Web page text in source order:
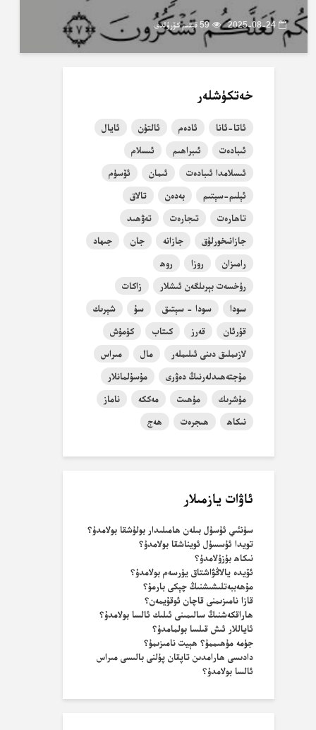
2025-08-24 59 قېتىم كۆرۈلدى
خەتكۈشلەر
ئاتا-ئانا ئادەم ئالتۇن
ئايال
ئىبادەت
ئىبراھىم
ئىسلام
ئىسلامدا ئىبادەت
ئىمان
ئۆسۈم
ئېلىم-سېتىم
بەدەن
تالاق
تاھارەت
تىجارەت
تەۋھىد
جازانىخورلۇق
جازانە جان
جىھاد
رامىزان
روزا
روھ
رۇخسەت بېرىلگەن ئىشلار
زاكات
سودا
سودا - سېتىق سۇ
شېرىك
قۇرئان
قەرز كىتاب
كۈمۈش
لازىملىق دىنى ئىلىملەر
مال
مىراس
مۇجتەھىدلەرنىڭ دەۋرى
مۇسۇلمانلار
مۇشرىك
مۇھىت مەككە
ناماز
نىكاھ
ھىجرەت ھەج
ئاۋات يازمىلار
سۈنئىي ئۇسۇل بىلەن ھامىلىدار بولۇشقا بولامدۇ؟
تويدا ئۇسسۇل ئويناشقا بولامدۇ؟
نىكاھ بۇزۇلامدۇ؟
ئۆيدە يالاڭۋاشتاق يۈرسەم بولامدۇ؟
مۇھەببەتلىشىشنىڭ چېكى بارمۇ؟
قازا نامىزىمنى قاچان ئوقۇيمەن؟
ھاراقكەشنىڭ سالىمىنى ئىلىك ئالسا بولامدۇ؟
ئاياللار ئىش قىلسا بولمامدۇ؟
جۈمە مۇھىممۇ؟ ھېيت نامىزىمۇ؟
دادىسى ھارامدىن تاپقان پۇلنى بالىسى مىراس
ئالسا بولامدۇ؟